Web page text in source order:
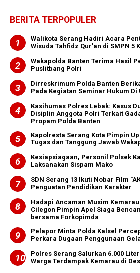
BERITA TERPOPULER
Walikota Serang Hadiri Acara
Wisuda Tahfidz Qur'an di SMPN 5
Wakapolda Banten Terima Hasil
Puslitbang Polri
Dirreskrimum Polda Banten
Pada Kegiatan Seminar Hukum Di
Kasihumas Polres Lebak: Kasus
Disiplin Anggota Polri Terkait
Propam Polda Banten
Kapolresta Serang Kota Pimpin
Tugas dan Tanggung Jawab
Kesiapsiagaan, Personil Polsek
Laksanakan Sispam Mako
SDN Serang 13 Ikuti Nobar Film
Penguatan Pendidikan Karakter
Hadapi Ancaman Musim
Cilegon Pimpin Apel Siaga
bersama Forkopimda
Pelapor Minta Polda Kalsel
Perkara Dugaan Penggunaan
Polres Serang Salurkan 6.000
Warga Terdampak Kemarau di